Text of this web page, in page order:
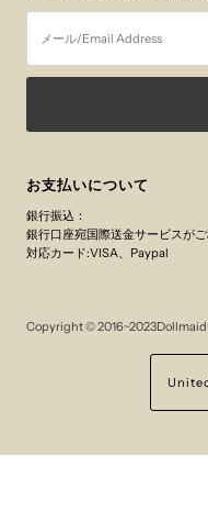
Address
お支払いについて
銀行振込：
銀行口座宛国際送金サービスが
対応カード:VISA、Paypal
Copyright © 2016~2023Dollmaid